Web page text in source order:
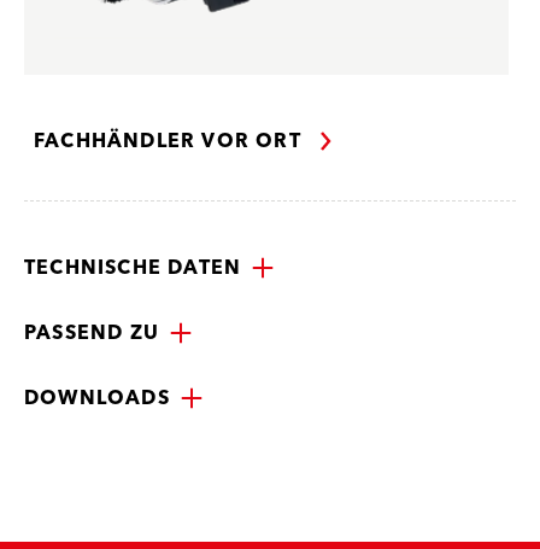
FACHHÄNDLER VOR ORT
TECHNISCHE DATEN
PASSEND ZU
DOWNLOADS